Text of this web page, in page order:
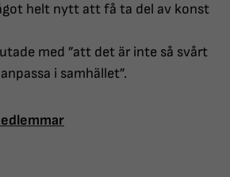
helt nytt att få ta del av konst
med ”att det är inte så svårt
i samhället”.